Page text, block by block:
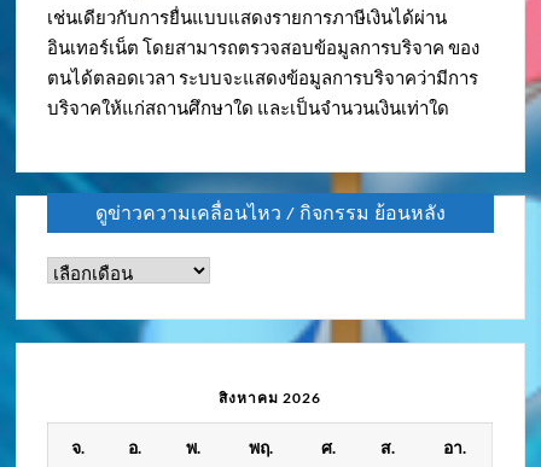
เช่นเดียวกับการยื่นแบบแสดงรายการภาษีเงินได้ผ่าน
อินเทอร์เน็ต โดยสามารถตรวจสอบข้อมูลการบริจาค ของ
ตนได้ตลอดเวลา ระบบจะแสดงข้อมูลการบริจาคว่ามีการ
บริจาคให้แก่สถานศึกษาใด และเป็นจำนวนเงินเท่าใด
ดูข่าวความเคลื่อนไหว / กิจกรรม ย้อนหลัง
ดู
ความ
กิจกรรม
ย้อน
สิงหาคม 2026
จ. อ. พ. พฤ. ศ. ส. อา.